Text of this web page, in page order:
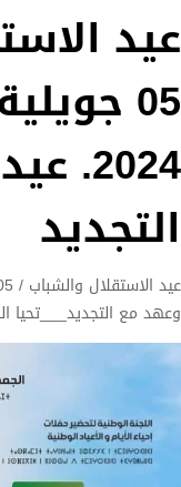
عيد
التجديد
وعهد مع التجديد___تحيا